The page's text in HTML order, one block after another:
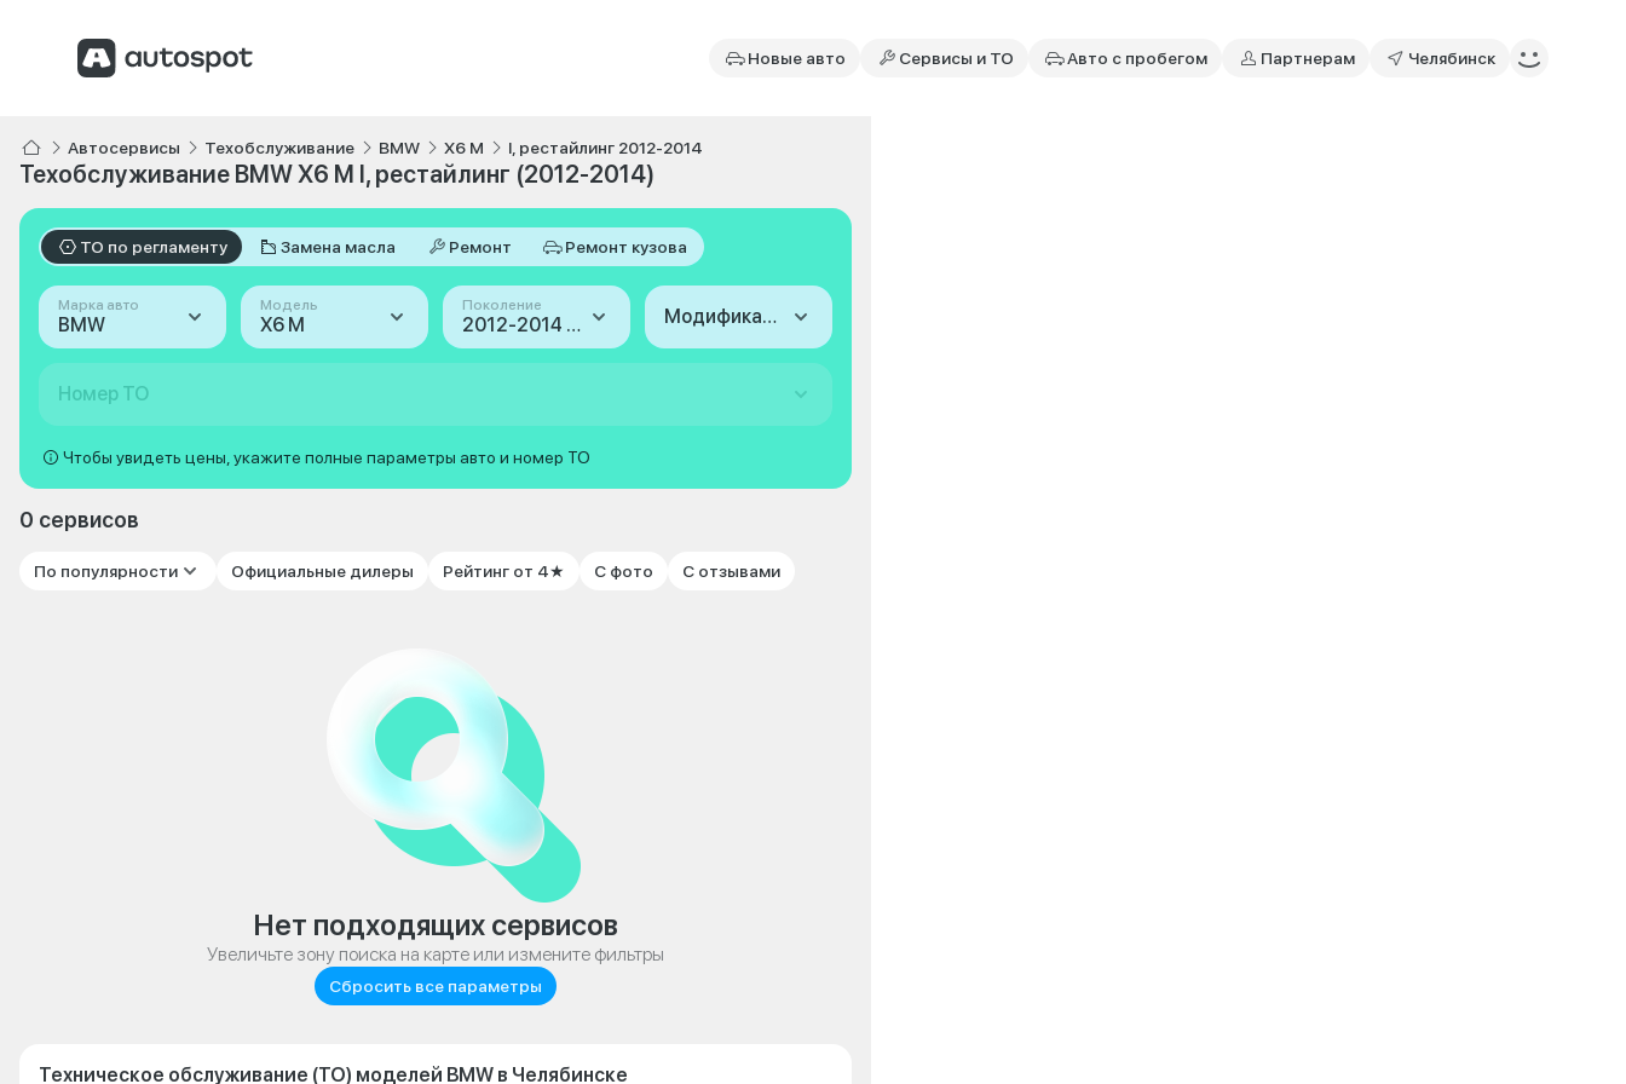
Новые авто Сервисы и ТО Авто с пробегом Партнерам Челябинск
Автосервисы Техобслуживание BMW X6 M I, рестайлинг 2012-2014
Техобслуживание BMW X6 M I, рестайлинг (2012-2014)
ТО по регламенту Замена масла Ремонт Ремонт кузова
Марка авто
BMW
Модель
X6 M
Поколение
2012-2014 (I, рестайлинг) Модификация
Номер ТО
Чтобы увидеть цены, укажите полные параметры авто и номер ТО
0 сервисов
По популярности Официальные дилеры Рейтинг от 4★ С фото С отзывами
Нет подходящих сервисов
Увеличьте зону поиска на карте или измените фильтры
Сбросить все параметры
Техническое обслуживание (ТО) моделей BMW в Челябинске